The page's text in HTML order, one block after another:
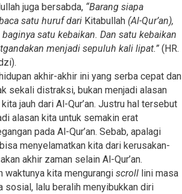
juga bersabda, “Barang siapa
satu huruf dari Kitabullah (Al-Qur’an),
satu kebaikan. Dan satu kebaikan
menjadi sepuluh kali lipat.” (HR.
akhir-akhir ini yang serba cepat dan
sekali distraksi, bukan menjadi alasan
jauh dari Al-Qur’an. Justru hal tersebut
alasan kita untuk semakin erat
pada Al-Qur’an. Sebab, apalagi
menyelamatkan kita dari kerusakan-
akhir zaman selain Al-Qur’an.
waktunya kita mengurangi scroll lini masa
sosial, lalu beralih menyibukkan diri